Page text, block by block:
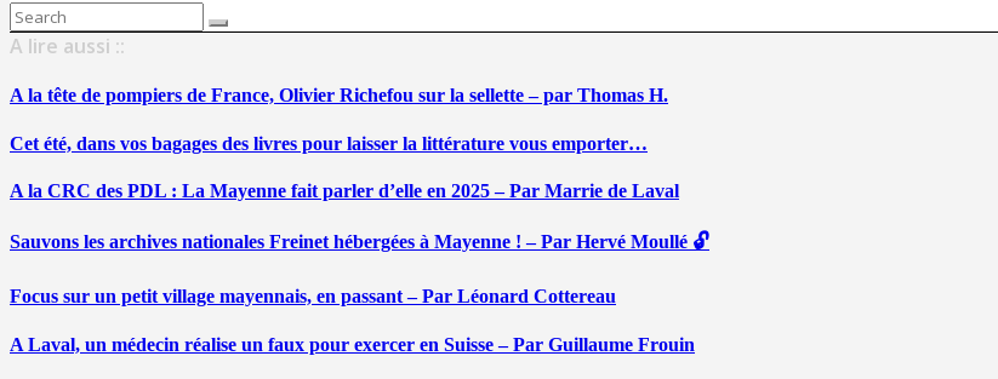
Search
for:
A lire aussi ::
A la tête de pompiers de France, Olivier Richefou sur la sellette – par Thomas H.
Cet été, dans vos bagages des livres pour laisser la littérature vous emporter…
A la CRC des PDL : La Mayenne fait parler d’elle en 2025 – Par Marrie de Laval
Sauvons les archives nationales Freinet hébergées à Mayenne ! – Par Hervé Moullé 🔓
Focus sur un petit village mayennais, en passant – Par Léonard Cottereau
A Laval, un médecin réalise un faux pour exercer en Suisse – Par Guillaume Frouin